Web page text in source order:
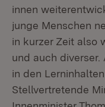
innen
junge Menschen
in kurzer Zeit also
und auch
in den
Stellvertretende